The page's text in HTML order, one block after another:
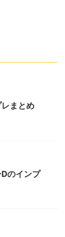
まとめ
のインプ